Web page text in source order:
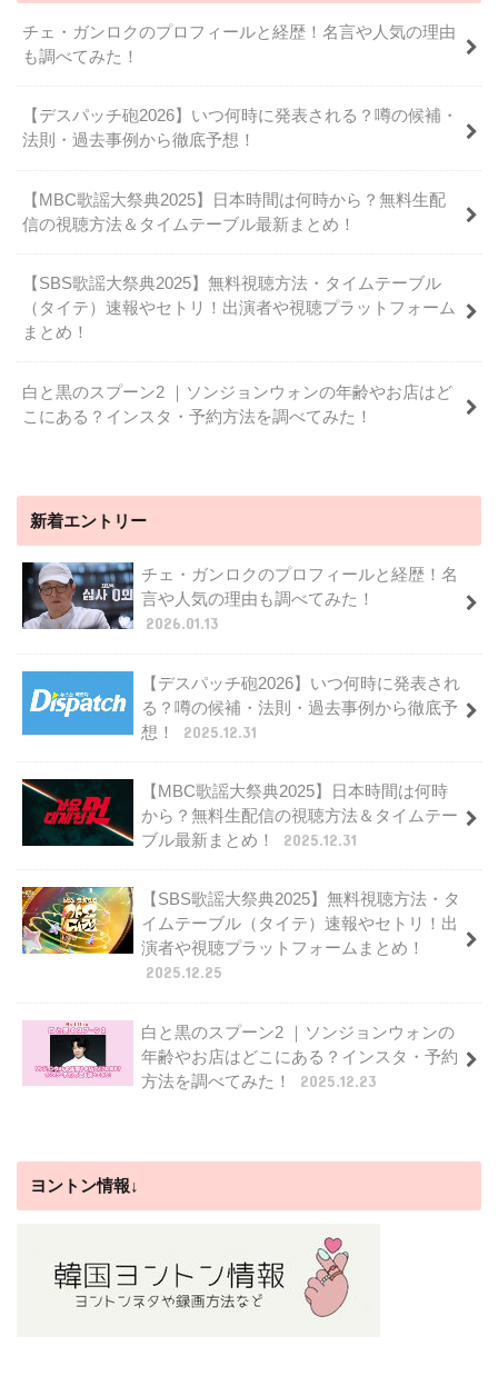
チェ・ガンロクのプロフィールと経歴！名言や人気の理由
も調べてみた！
【デスパッチ砲2026】いつ何時に発表される？噂の候補・
法則・過去事例から徹底予想！
【MBC歌謡大祭典2025】日本時間は何時から？無料生配
信の視聴方法＆タイムテーブル最新まとめ！
【SBS歌謡大祭典2025】無料視聴方法・タイムテーブル
（タイテ）速報やセトリ！出演者や視聴プラットフォーム
まとめ！
白と黒のスプーン2 ｜ソンジョンウォンの年齢やお店はど
こにある？インスタ・予約方法を調べてみた！
新着エントリー
チェ・ガンロクのプロフィールと経歴！名
言や人気の理由も調べてみた！
2026.01.13
【デスパッチ砲2026】いつ何時に発表され
る？噂の候補・法則・過去事例から徹底予
想！
2025.12.31
【MBC歌謡大祭典2025】日本時間は何時
から？無料生配信の視聴方法＆タイムテー
ブル最新まとめ！
2025.12.31
【SBS歌謡大祭典2025】無料視聴方法・タ
イムテーブル（タイテ）速報やセトリ！出
演者や視聴プラットフォームまとめ！
2025.12.25
白と黒のスプーン2 ｜ソンジョンウォンの
年齢やお店はどこにある？インスタ・予約
方法を調べてみた！
2025.12.23
ヨントン情報↓